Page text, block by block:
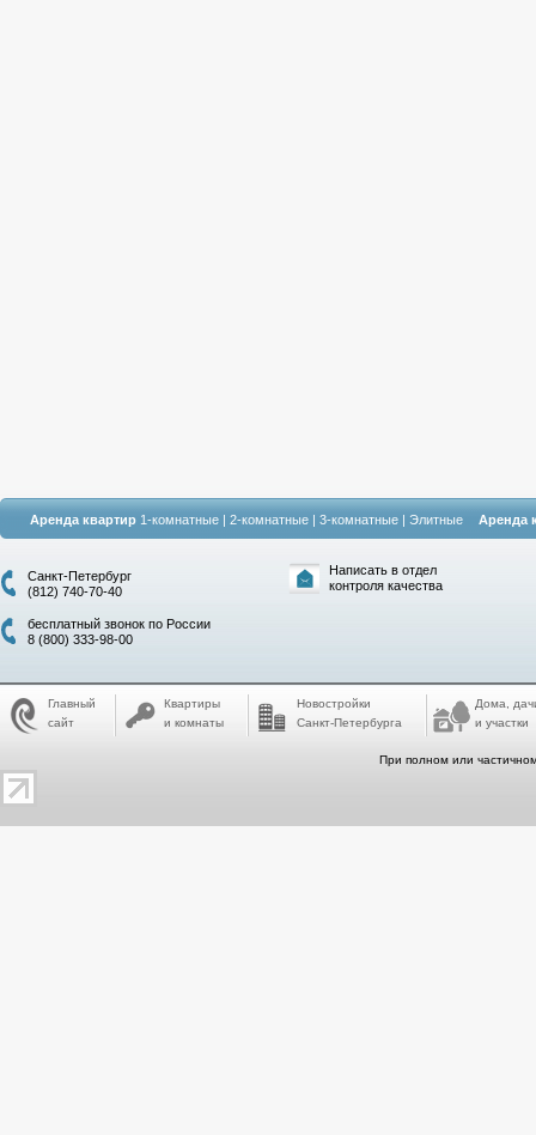
Аренда квартир 1-комнатные | 2-комнатные | 3-комнатные | Элитные Аренда
Санкт-Петербург
(812) 740-70-40
бесплатный звонок по России
8 (800) 333-98-00
Написать в отдел
контроля качества
Главный
сайт
Квартиры
и комнаты
Новостройки
Санкт-Петербурга
Дома,
и участки
При полном или